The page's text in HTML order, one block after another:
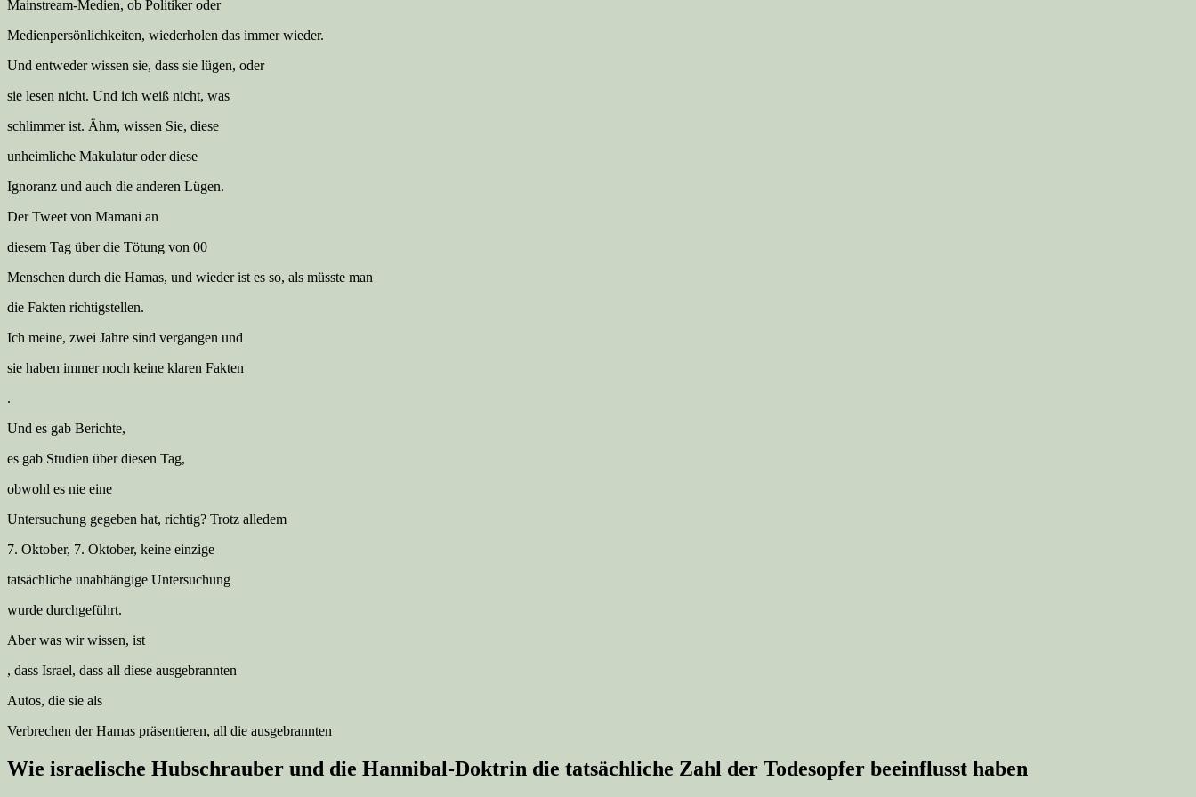
Mainstream-Medien, ob Politiker oder
Medienpersönlichkeiten, wiederholen das immer wieder.
Und entweder wissen sie, dass sie lügen, oder
sie lesen nicht. Und ich weiß nicht, was
schlimmer ist. Ähm, wissen Sie, diese
unheimliche Makulatur oder diese
Ignoranz und auch die anderen Lügen.
Der Tweet von Mamani an
diesem Tag über die Tötung von 00
Menschen durch die Hamas, und wieder ist es so, als müsste man
die Fakten richtigstellen.
Ich meine, zwei Jahre sind vergangen und
sie haben immer noch keine klaren Fakten
.
Und es gab Berichte,
es gab Studien über diesen Tag,
obwohl es nie eine
Untersuchung gegeben hat, richtig? Trotz alledem
7. Oktober, 7. Oktober, keine einzige
tatsächliche unabhängige Untersuchung
wurde durchgeführt.
Aber was wir wissen, ist
, dass Israel, dass all diese ausgebrannten
Autos, die sie als
Verbrechen der Hamas präsentieren, all die ausgebrannten
Wie israelische Hubschrauber und die Hannibal-Doktrin die tatsächliche Zahl der Todesopfer beeinflusst haben